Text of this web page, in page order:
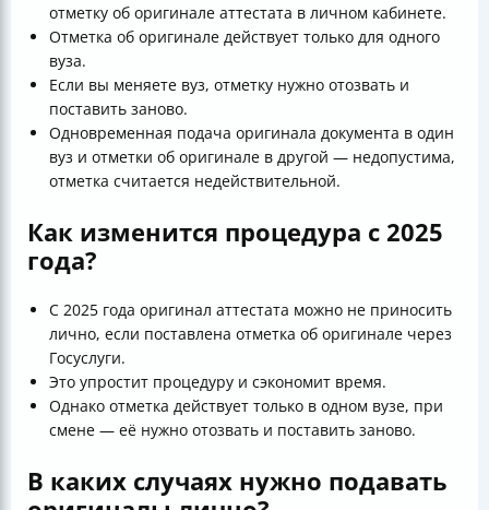
отметку об оригинале аттестата в личном кабинете.
Отметка об оригинале действует только для одного
вуза.
Если вы меняете вуз, отметку нужно отозвать и
поставить заново.
Одновременная подача оригинала документа в один
вуз и отметки об оригинале в другой — недопустима,
отметка считается недействительной.
Как изменится процедура с 2025
года?
С 2025 года оригинал аттестата можно не приносить
лично, если поставлена отметка об оригинале через
Госуслуги.
Это упростит процедуру и сэкономит время.
Однако отметка действует только в одном вузе, при
смене — её нужно отозвать и поставить заново.
В каких случаях нужно подавать